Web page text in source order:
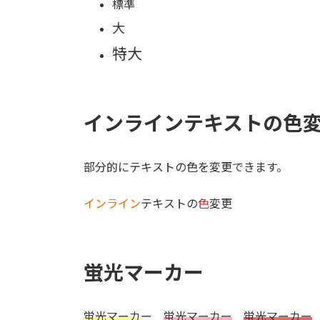
標準
大
特大
インラインテキストの色
部分的にテキストの色を変更できます。
インラインテキストの色変更
蛍光マーカー
蛍光マーカー 蛍光マーカー 蛍光マーカー